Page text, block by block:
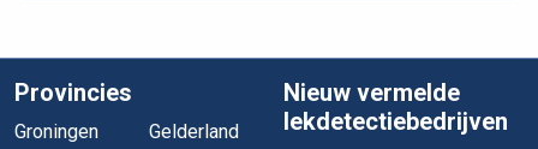
Provincies
Groningen
Gelderland
Nieuw vermelde
lekdetectiebedrijven